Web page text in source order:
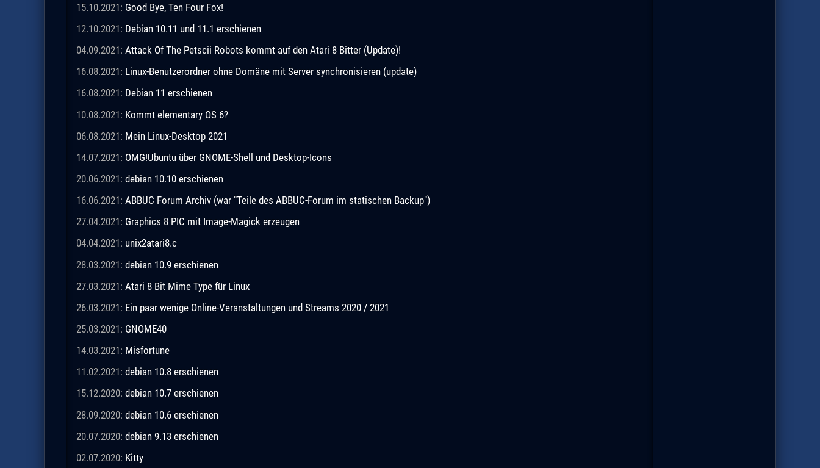
15.10.2021: Good Bye, Ten Four Fox!
12.10.2021: Debian 10.11 und 11.1 erschienen
04.09.2021: Attack Of The Petscii Robots kommt auf den Atari 8 Bitter (Update)!
16.08.2021: Linux-Benutzerordner ohne Domäne mit Server synchronisieren (update)
16.08.2021: Debian 11 erschienen
10.08.2021: Kommt elementary OS 6?
06.08.2021: Mein Linux-Desktop 2021
14.07.2021: OMG!Ubuntu über GNOME-Shell und Desktop-Icons
20.06.2021: debian 10.10 erschienen
16.06.2021: ABBUC Forum Archiv (war "Teile des ABBUC-Forum im statischen Backup")
27.04.2021: Graphics 8 PIC mit Image-Magick erzeugen
04.04.2021: unix2atari8.c
28.03.2021: debian 10.9 erschienen
27.03.2021: Atari 8 Bit Mime Type für Linux
26.03.2021: Ein paar wenige Online-Veranstaltungen und Streams 2020 / 2021
25.03.2021: GNOME40
14.03.2021: Misfortune
11.02.2021: debian 10.8 erschienen
15.12.2020: debian 10.7 erschienen
28.09.2020: debian 10.6 erschienen
20.07.2020: debian 9.13 erschienen
02.07.2020: Kitty